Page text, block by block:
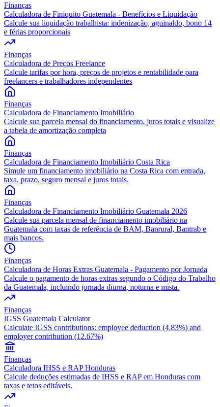
Finanças
Calculadora de Finiquito Guatemala - Benefícios e Liquidação
Calcule sua liquidação trabalhista: indenização, aguinaldo, bono 14
e férias proporcionais
Finanças
Calculadora de Preços Freelance
Calcule tarifas por hora, preços de projetos e rentabilidade para
freelancers e trabalhadores independentes
Finanças
Calculadora de Financiamento Imobiliário
Calcule sua parcela mensal do financiamento, juros totais e visualize
a tabela de amortização completa
Finanças
Calculadora de Financiamento Imobiliário Costa Rica
Simule um financiamento imobiliário na Costa Rica com entrada,
taxa, prazo, seguro mensal e juros totais.
Finanças
Calculadora de Financiamento Imobiliário Guatemala 2026
Calcule sua parcela mensal de financiamento imobiliário na
Guatemala com taxas de referência de BAM, Banrural, Bantrab e
mais bancos.
Finanças
Calculadora de Horas Extras Guatemala - Pagamento por Jornada
Calcule o pagamento de horas extras segundo o Código do Trabalho
da Guatemala, incluindo jornada diurna, noturna e mista.
Finanças
IGSS Guatemala Calculator
Calculate IGSS contributions: employee deduction (4.83%) and
employer contribution (12.67%)
Finanças
Calculadora IHSS e RAP Honduras
Calcule deduções estimadas de IHSS e RAP em Honduras com
taxas e tetos editáveis.